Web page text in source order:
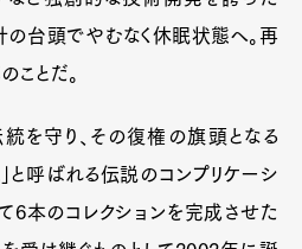
の台頭でやむなく休眠状態へ。再
ことだ。
を守り、その復権の旗頭となる
」と呼ばれる伝説のコンプリケーシ
6本のコレクションを完成させた